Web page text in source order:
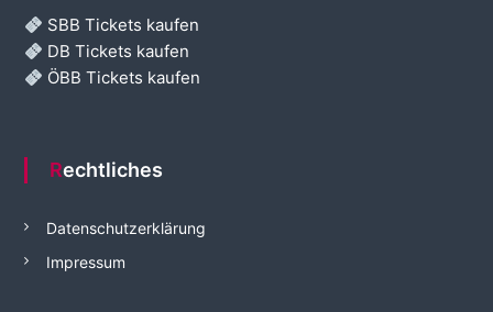
SBB Tickets kaufen
DB Tickets kaufen
ÖBB Tickets kaufen
Rechtliches
Datenschutzerklärung
Impressum